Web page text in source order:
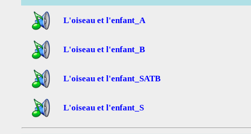
L'oiseau et l'enfant_A
L'oiseau et l'enfant_B
L'oiseau et l'enfant_SATB
L'oiseau et l'enfant_S